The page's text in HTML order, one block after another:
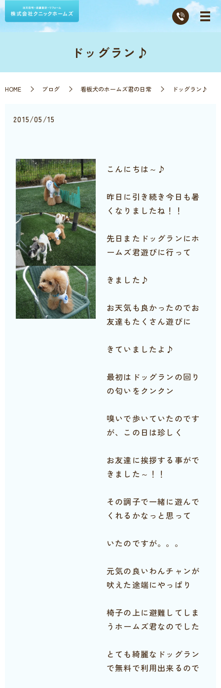
ドッグラン♪
HOME ブログ 看板犬のホームズ君の日常 ドッグラン♪
2015/05/15
こんにちは～♪
昨日に引き続き今日も暑
くなりましたね！！
先日またドッグランにホ
ームズ君遊びに行って
きました♪
お天気も良かったのでお
友達もたくさん遊びに
きていましたよ♪
最初はドッグランの回り
の匂いをクンクン
嗅いで歩いていたのです
が、この日は珍しく
お友達に挨拶する事がで
きました～！！
その調子で一緒に遊んで
くれるかなっと思って
いたのですが。。。
元気の良いわんチャンが
吠えた途端にやっぱり
椅子の上に避難してしま
うホームズ君なのでした
とても綺麗なドッグラン
で無料で利用出来るので